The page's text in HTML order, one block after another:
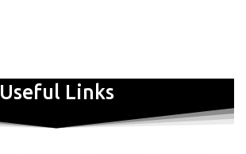
Useful Links